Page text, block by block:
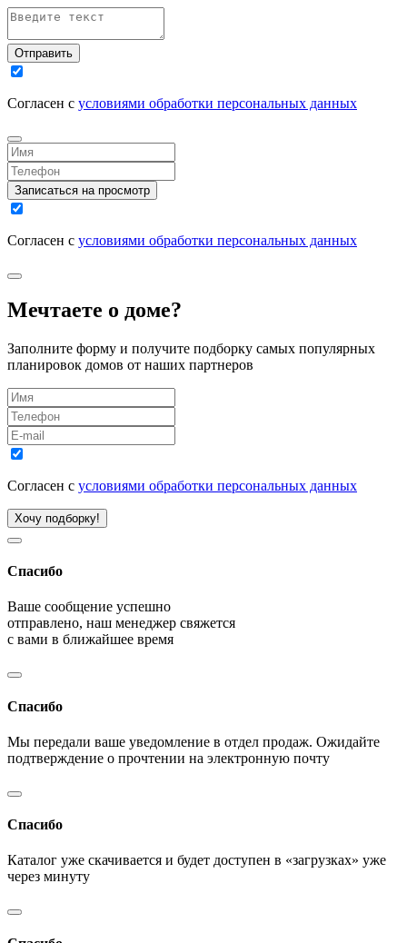
Отправить
Согласен с условиями обработки персональных данных
Записаться на просмотр
Согласен с условиями обработки персональных данных
Мечтаете о доме?
Заполните форму и получите подборку самых популярных
планировок домов от наших партнеров
Согласен с условиями обработки персональных данных
Хочу подборку!
Спасибо
Ваше сообщение успешно
отправлено, наш менеджер свяжется
с вами в ближайшее время
Спасибо
Мы передали ваше уведомление в отдел продаж. Ожидайте
подтверждение о прочтении на электронную почту
Спасибо
Каталог уже скачивается и будет доступен в «загрузках» уже
через минуту